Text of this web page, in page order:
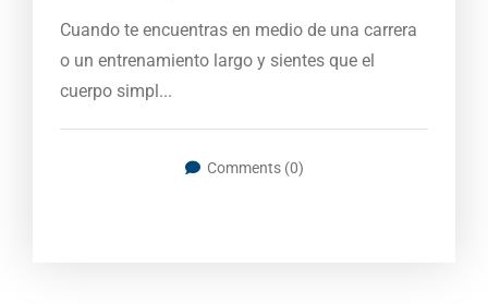
Cuando te encuentras en medio de una carrera
o un entrenamiento largo y sientes que el
cuerpo simpl...
Comments (0)